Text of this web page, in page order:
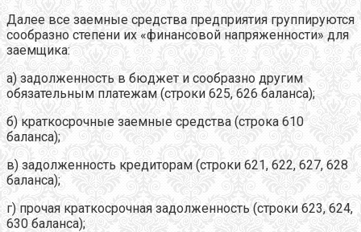
Далее все заемные средства предприятия группируются
сообразно степени их «финансовой напряженности» для
заемщика:
а) задолженность в бюджет и сообразно другим
обязательным платежам (строки 625, 626 баланса);
б) краткосрочные заемные средства (строка 610
баланса);
в) задолженность кредиторам (строки 621, 622, 627, 628
баланса);
г) прочая краткосрочная задолженность (строки 623, 624,
630 баланса);